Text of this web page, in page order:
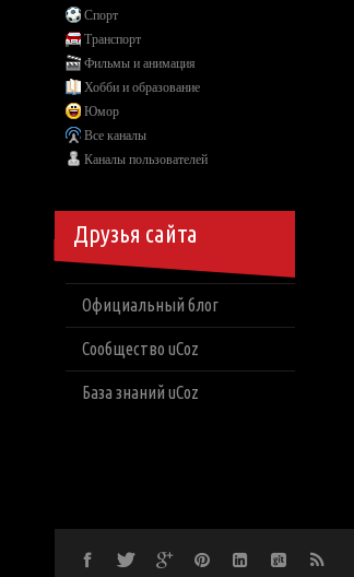
Спорт
Транспорт
Фильмы и анимация
Хобби и образование
Юмор
Все каналы
Каналы пользователей
Друзья сайта
Официальный блог
Сообщество uCoz
База знаний uCoz